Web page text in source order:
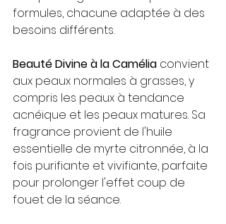
formules, chacune adaptée à des
besoins différents.
Beauté Divine à la Camélia convient
aux peaux normales à grasses, y
compris les peaux à tendance
acnéique et les peaux matures. Sa
fragrance provient de l'huile
essentielle de myrte citronnée, à la
fois purifiante et vivifiante, parfaite
pour prolonger l'effet coup de
fouet de la séance.